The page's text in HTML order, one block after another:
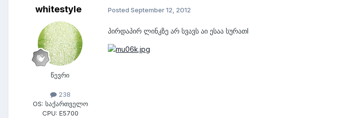
whitestyle
წევრი
238
OS: საქართველო
CPU: E5700
Posted September 12, 2012
პირდაპირ ლინკზე არ სვავს აი ესაა სურათI